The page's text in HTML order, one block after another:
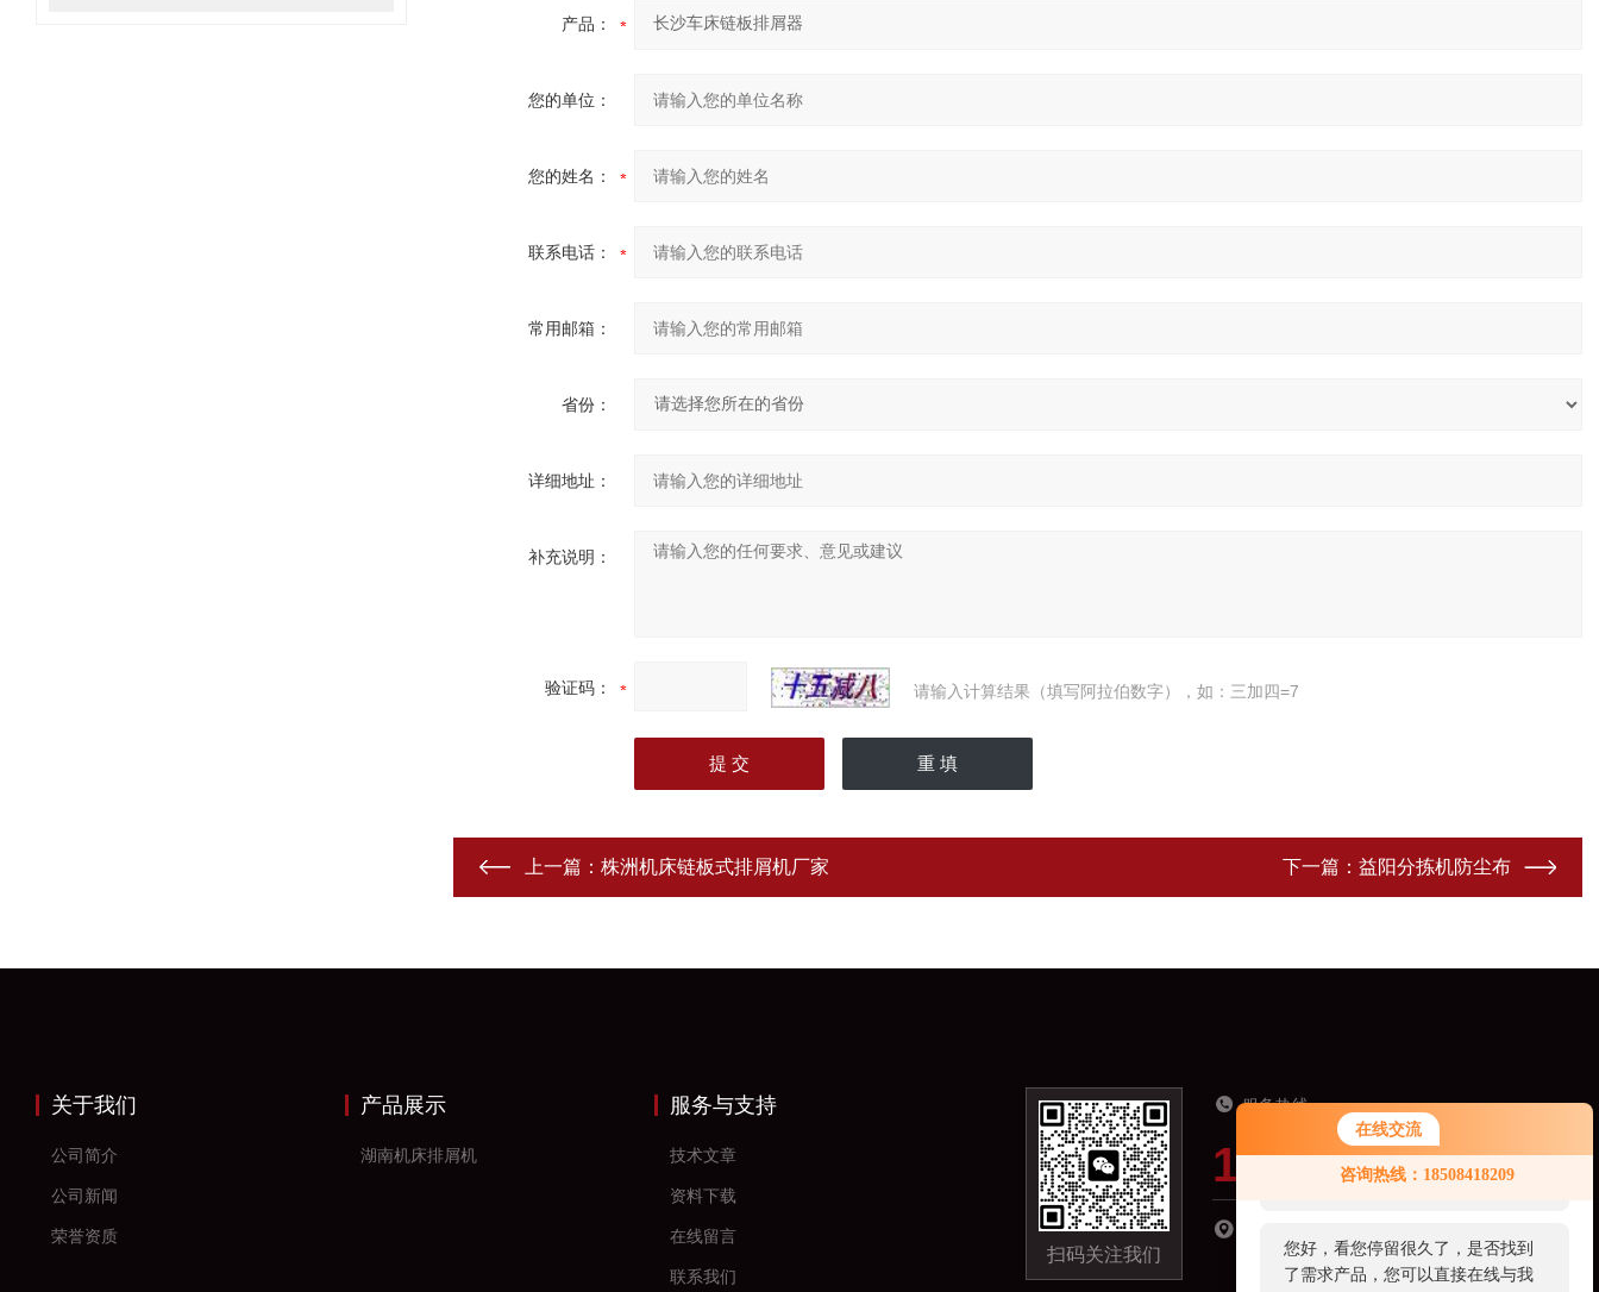
在线交流
咨询热线：18508418209
您好！欢迎前来咨询，很高兴为您
服务，请问您要咨询什么问题呢？
您好，看您停留很久了，是否找到
了需求产品，您可以直接在线与我
产品：
您的单位：
您的姓名：
联系电话：
常用邮箱：
省份：
详细地址：
补充说明：
验证码： 请输入计算结果（填写阿拉伯数字），如：三加四=7
上一篇： 株洲机床链板式排屑机厂家 下一篇： 益阳分拣机防尘布
关于我们
公司简介
公司新闻
荣誉资质
产品展示
湖南机床排屑机
服务与支持
技术文章
资料下载
在线留言
联系我们
扫码关注我们
服务热线
19918821321
区C区-09栋301室